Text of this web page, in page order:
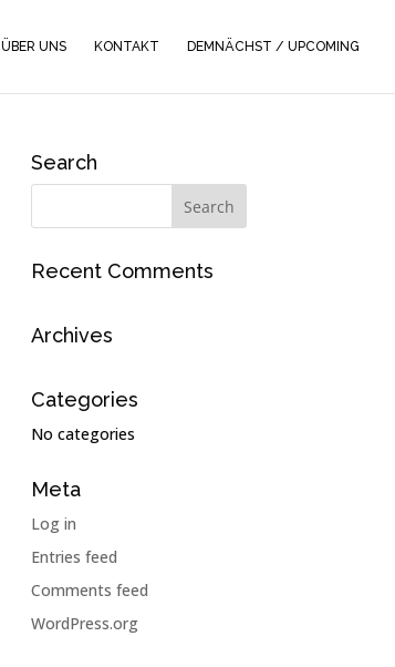
ÜBER UNS KONTAKT DEMNÄCHST / UPCOMING
Search
Recent Comments
Archives
Categories
No categories
Meta
Log in
Entries feed
Comments feed
WordPress.org